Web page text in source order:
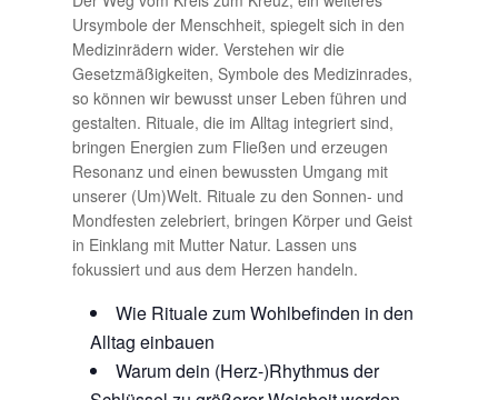
Ursymbole der Menschheit, spiegelt sich in den
Medizinrädern wider. Verstehen wir die
Gesetzmäßigkeiten, Symbole des Medizinrades,
so können wir bewusst unser Leben führen und
gestalten. Rituale, die im Alltag integriert sind,
bringen Energien zum Fließen und erzeugen
Resonanz und einen bewussten Umgang mit
unserer (Um)Welt. Rituale zu den Sonnen- und
Mondfesten zelebriert, bringen Körper und Geist
in Einklang mit Mutter Natur. Lassen uns
fokussiert und aus dem Herzen handeln.
Wie Rituale zum Wohlbefinden in den
Alltag einbauen
Warum dein (Herz-)Rhythmus der